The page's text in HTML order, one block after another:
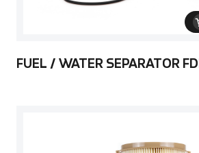
FUEL / WATER SEPARATOR